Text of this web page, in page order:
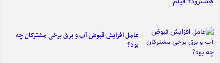
عامل افزایش قبوض آب و برق برخی مشترکان چه
بود؟